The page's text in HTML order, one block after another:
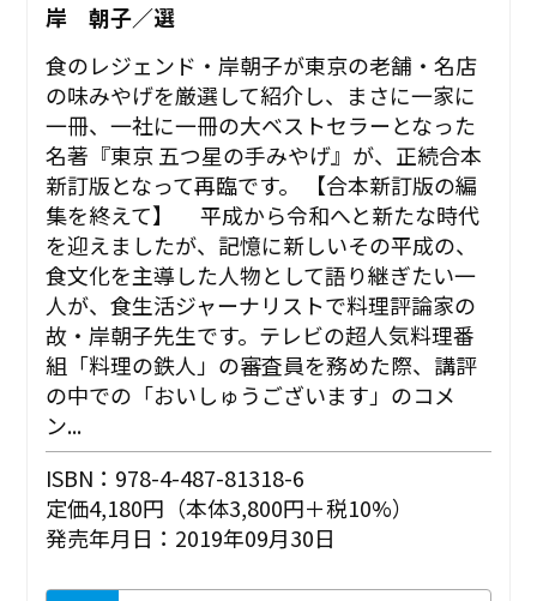
岸 朝子／選
食のレジェンド・岸朝子が東京の老舗・名店
の味みやげを厳選して紹介し、まさに一家に
一冊、一社に一冊の大ベストセラーとなった
名著『東京 五つ星の手みやげ』が、正続合本
新訂版となって再臨です。 【合本新訂版の編
集を終えて】 平成から令和へと新たな時代
を迎えましたが、記憶に新しいその平成の、
食文化を主導した人物として語り継ぎたい一
人が、食生活ジャーナリストで料理評論家の
故・岸朝子先生です。テレビの超人気料理番
組「料理の鉄人」の審査員を務めた際、講評
の中での「おいしゅうございます」のコメ
ン...
ISBN：978-4-487-81318-6
定価4,180円（本体3,800円＋税10%）
発売年月日：2019年09月30日